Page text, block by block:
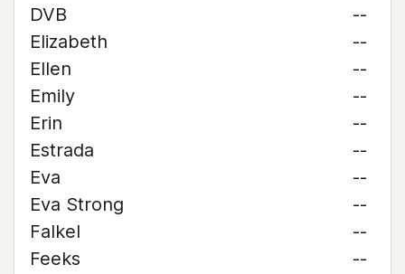
DVB
--
Elizabeth
--
Ellen
--
Emily
--
Erin
--
Estrada
--
Eva
--
Eva Strong
--
Falkel
--
Feeks
--